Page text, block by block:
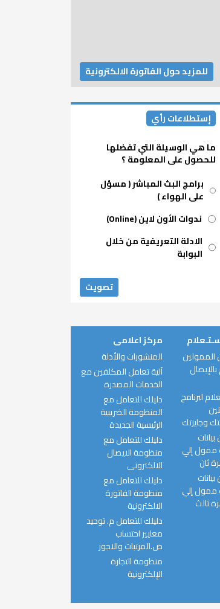
للمزيد حول الفاتورة الالكترونية
إستطلاعات رأي
ما هي الوسيلة التي تفضلها
للحصول على المعلومة ؟
برامج البث المباشر ( مسؤل
على الهواء )
ندوات الأون لاين (Online)
الادلة التعريفية من خلال
البوابة
الممولين
بالإيصال
لبرنامج
وجايزتك
ممول إلي
ثان
ممول إلي
ثالث
مركز اعلامى
المنشورات والأدلة
آلية تعامل المكلفين مع
الخدمات المصدرة
دليلك للتعامل مع
المنظومة الضريبية
الرئيسية الجديدة
دليلك للتعامل مع
منظومة الايصال
الالكترونى
دليلك للتعامل مع
منظومة الفاتورة
الالكترونية
دليلك للتعامل م. توحيد
معايير احتساب
ض.المرتبات والاجور
منظومة التجارة
الإلكترونية